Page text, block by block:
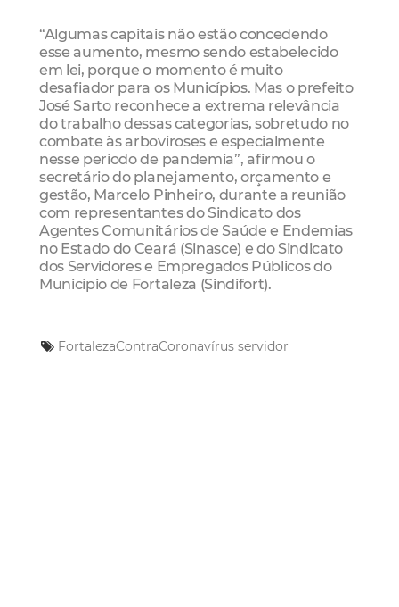
“Algumas capitais não estão concedendo
esse aumento, mesmo sendo estabelecido
em lei, porque o momento é muito
desafiador para os Municípios. Mas o prefeito
José Sarto reconhece a extrema relevância
do trabalho dessas categorias, sobretudo no
combate às arboviroses e especialmente
nesse período de pandemia”, afirmou o
secretário do planejamento, orçamento e
gestão, Marcelo Pinheiro, durante a reunião
com representantes do Sindicato dos
Agentes Comunitários de Saúde e Endemias
no Estado do Ceará (Sinasce) e do Sindicato
dos Servidores e Empregados Públicos do
Município de Fortaleza (Sindifort).
FortalezaContraCoronavírus servidor